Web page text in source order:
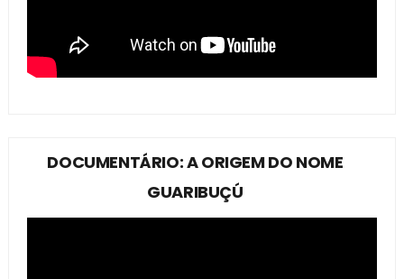
DOCUMENTÁRIO: A ORIGEM DO NOME
GUARIBUÇÚ